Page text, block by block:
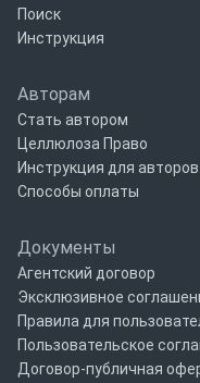
Поиск
Инструкция
Авторам
Стать автором
Целлюлоза Право
Инструкция для авторов
Способы оплаты
Документы
Агентский договор
Эксклюзивное
Правила для
Пользовательское
Договор-публичная